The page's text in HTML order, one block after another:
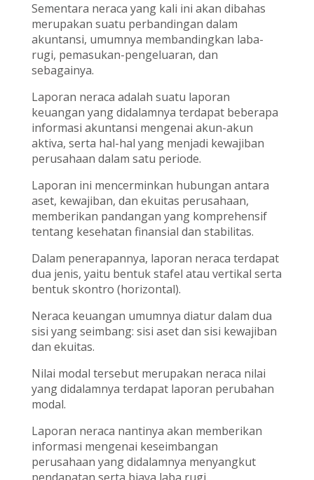
Sementara neraca yang kali ini akan dibahas
merupakan suatu perbandingan dalam
akuntansi, umumnya membandingkan laba-
rugi, pemasukan-pengeluaran, dan
sebagainya.
Laporan neraca adalah suatu laporan
keuangan yang didalamnya terdapat beberapa
informasi akuntansi mengenai akun-akun
aktiva, serta hal-hal yang menjadi kewajiban
perusahaan dalam satu periode.
Laporan ini mencerminkan hubungan antara
aset, kewajiban, dan ekuitas perusahaan,
memberikan pandangan yang komprehensif
tentang kesehatan finansial dan stabilitas.
Dalam penerapannya, laporan neraca terdapat
dua jenis, yaitu bentuk stafel atau vertikal serta
bentuk skontro (horizontal).
Neraca keuangan umumnya diatur dalam dua
sisi yang seimbang: sisi aset dan sisi kewajiban
dan ekuitas.
Nilai modal tersebut merupakan neraca nilai
yang didalamnya terdapat laporan perubahan
modal.
Laporan neraca nantinya akan memberikan
informasi mengenai keseimbangan
perusahaan yang didalamnya menyangkut